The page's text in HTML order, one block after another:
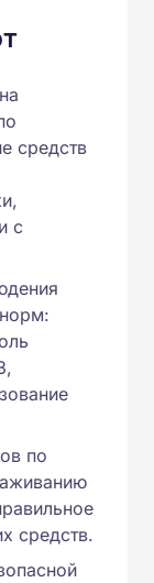
средств
с
по
средств.